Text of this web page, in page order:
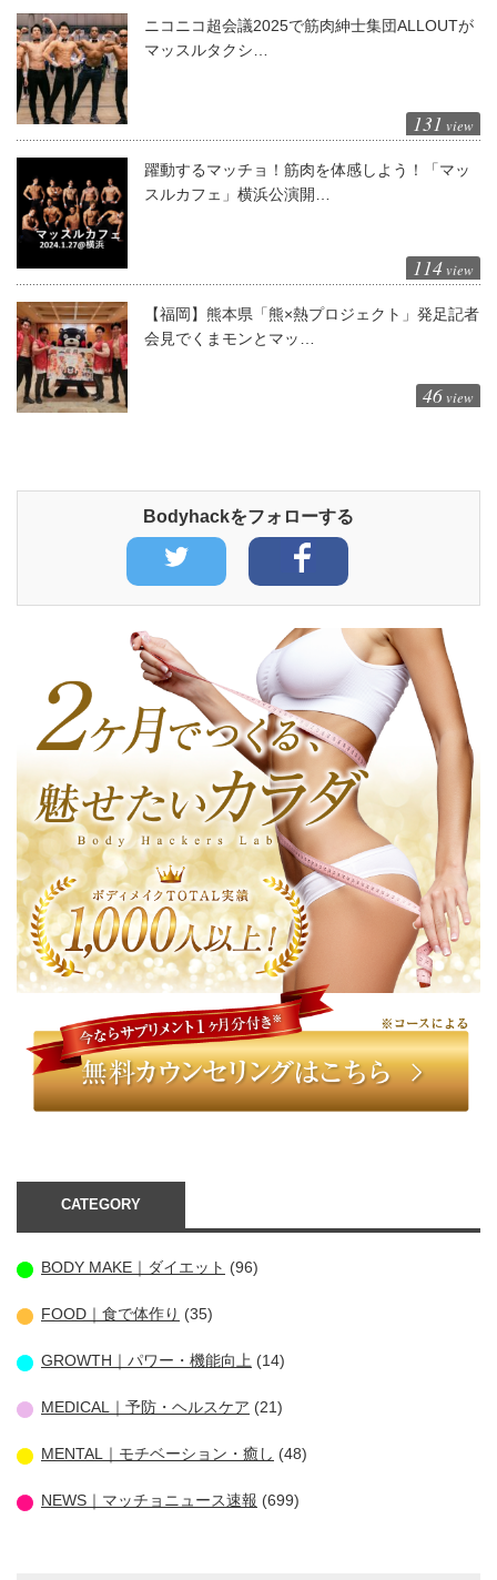
ニコニコ超会議2025で筋肉紳士集団ALLOUTが
マッスルタクシ…
131 view
躍動するマッチョ！筋肉を体感しよう！「マッ
スルカフェ」横浜公演開…
114 view
【福岡】熊本県「熊×熱プロジェクト」発足記者
会見でくまモンとマッ…
46 view
Bodyhackをフォローする
CATEGORY
BODY MAKE｜ダイエット (96)
FOOD｜食で体作り (35)
GROWTH｜パワー・機能向上 (14)
MEDICAL｜予防・ヘルスケア (21)
MENTAL｜モチベーション・癒し (48)
NEWS｜マッチョニュース速報 (699)